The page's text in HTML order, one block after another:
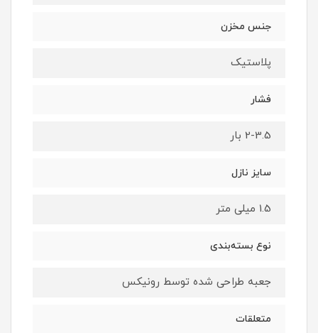
جنس مخزن
پلاستیک
فشار
2-3.5 بار
سایز نازل
1.5 میلی متر
نوع بسته‌بندی
جعبه طراحی شده توسط رونیکس
متعلقات